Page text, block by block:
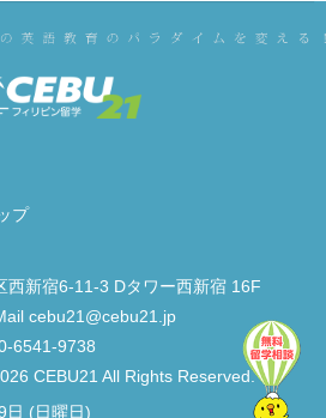
プ
西新宿6-11-3 Dタワー西新宿 16F
cebu21@cebu21.jp
6541-9738
CEBU21 All Rights Reserved.
日 (日曜日)